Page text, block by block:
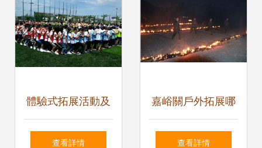
正式揭牌
體驗式拓展活動及
策劃 海南開業典禮
查看詳情
嘉峪關戶外拓展哪
家好？企業博客網
查看詳情